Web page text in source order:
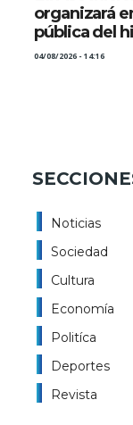
organizará
pública del
04/08/2026 - 14:16
Noticias
Sociedad
Cultura
Economía
Politíca
Deportes
Revista